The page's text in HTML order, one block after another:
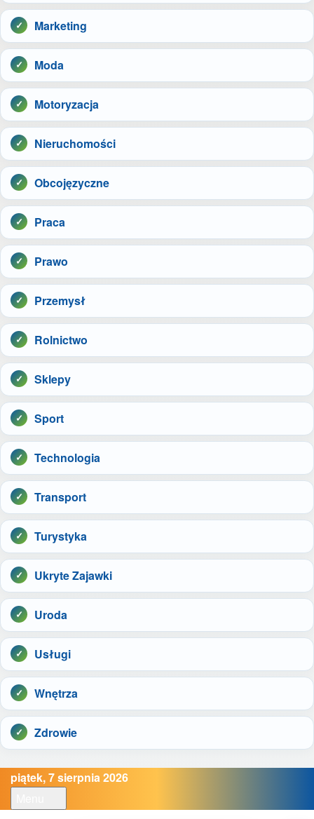
Marketing
Moda
Motoryzacja
Nieruchomości
Obcojęzyczne
Praca
Prawo
Przemysł
Rolnictwo
Sklepy
Sport
Technologia
Transport
Turystyka
Ukryte Zajawki
Uroda
Usługi
Wnętrza
Zdrowie
piątek, 7 sierpnia 2026